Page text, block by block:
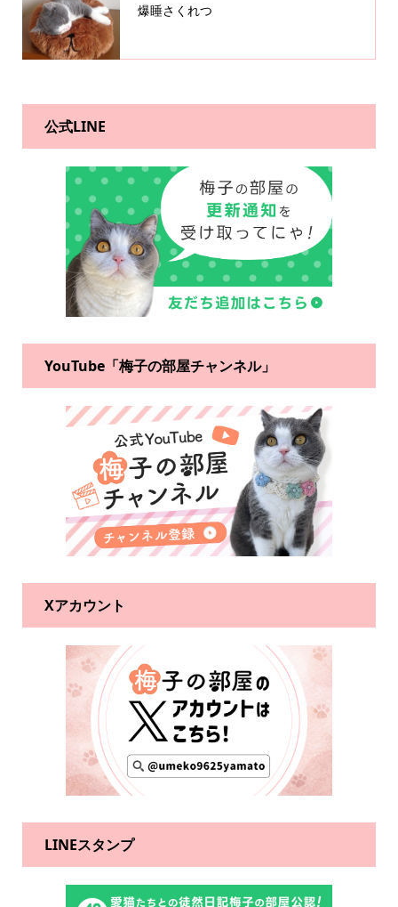
爆睡さくれつ
公式LINE
YouTube「梅子の部屋チャンネル」
Xアカウント
LINEスタンプ